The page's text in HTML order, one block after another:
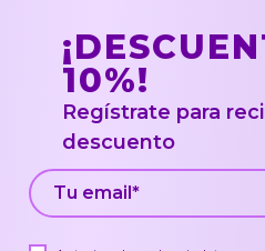
10%!
Regístrate para
descuento